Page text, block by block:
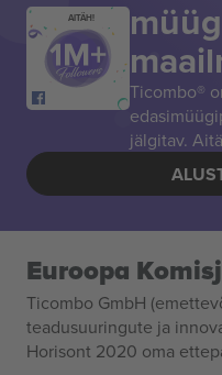
AITÄH!
Ticombo®
jälgitav.
Euroopa
Ticombo GmbH
teadusuuringute ja
Horisont 2020 oma